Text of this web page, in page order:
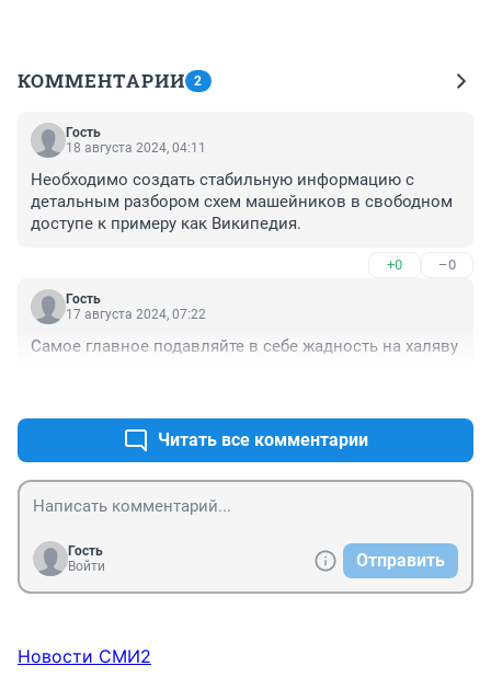
КОММЕНТАРИИ 2
Гость
18 августа 2024, 04:11
Необходимо создать стабильную информацию с
детальным разбором схем машейников в свободном
доступе к примеру как Википедия.
+0 –0
Гость
17 августа 2024, 07:22
Самое главное подавляйте в себе жадность на халяву
Читать все комментарии
Гость
Войти
Отправить
Новости СМИ2